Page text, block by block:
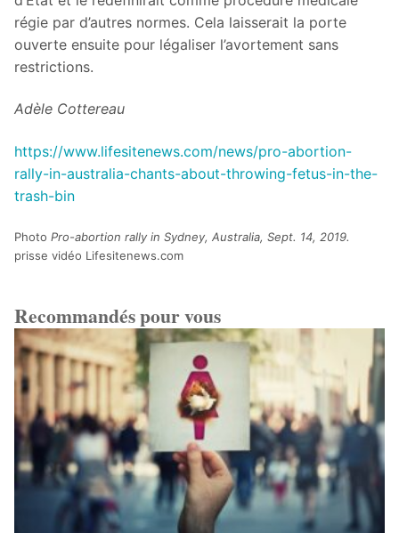
régie par d’autres normes. Cela laisserait la porte
ouverte ensuite pour légaliser l’avortement sans
restrictions.
Adèle Cottereau
https://www.lifesitenews.com/news/pro-abortion-
rally-in-australia-chants-about-throwing-fetus-in-the-
trash-bin
Photo Pro-abortion rally in Sydney, Australia, Sept. 14, 2019.
prisse vidéo Lifesitenews.com
Recommandés pour vous